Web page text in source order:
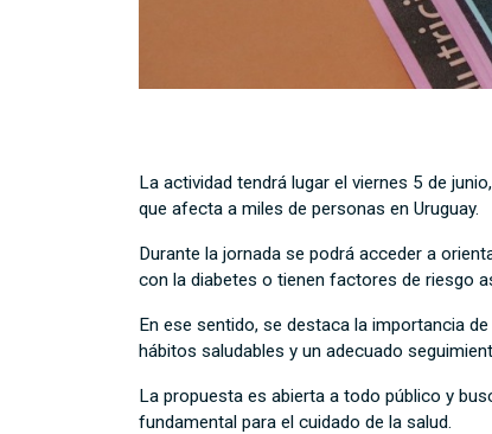
La actividad tendrá lugar el viernes 5 de
que afecta a miles de personas en Uruguay.
Durante la jornada se podrá acceder a
con la diabetes o tienen factores de riesgo
En ese sentido, se destaca la importancia
hábitos saludables y un adecuado
La propuesta es abierta a todo público y
fundamental para el cuidado de la salud.